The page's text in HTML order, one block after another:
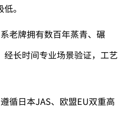
。
老牌拥有数百年蒸青、碾
经长时间专业场景验证，工艺
循日本JAS、欧盟EU双重高